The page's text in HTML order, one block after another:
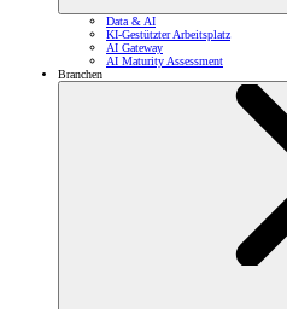
Data & AI
KI-Gestützter Arbeitsplatz
AI Gateway
AI Maturity Assessment
Branchen